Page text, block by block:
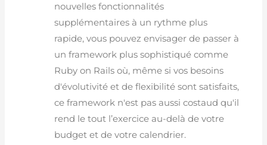
nouvelles fonctionnalités
supplémentaires à un rythme plus
rapide, vous pouvez envisager de passer à
un framework plus sophistiqué comme
Ruby on Rails où, même si vos besoins
d'évolutivité et de flexibilité sont satisfaits,
ce framework n'est pas aussi costaud qu'il
rend le tout l’exercice au-delà de votre
budget et de votre calendrier.